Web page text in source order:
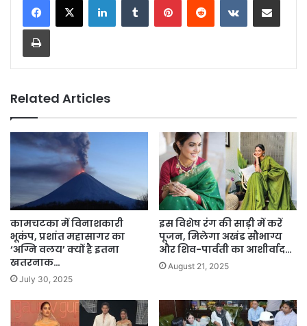
Print
Related Articles
कामचटका में विनाशकारी
भूकंप, प्रशांत महासागर का
‘अग्नि वलय’ क्यों है इतना
खतरनाक…
July 30, 2025
इस विशेष रंग की साड़ी में करें
पूजन, मिलेगा अखंड सौभाग्य
और शिव-पार्वती का आशीर्वाद…
August 21, 2025